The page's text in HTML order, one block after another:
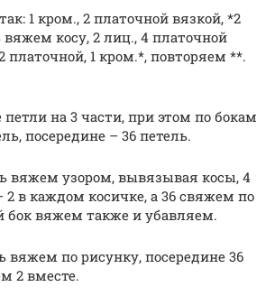
1 кром., 2 платочной вязкой, *2
вяжем косу, 2 лиц., 4 платочной
платочной, 1 кром.*, повторяем **.
на 3 части, при этом по бокам
посередине – 36 петель.
вяжем узором, вывязывая косы, 4
2 в каждом косичке, а 36 свяжем по
бок вяжем также и убавляем.
вяжем по рисунку, посередине 36
2 вместе.